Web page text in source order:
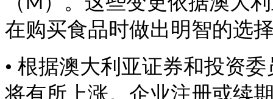
在购买食品时做出明智的选
• 根据澳大利亚证券和投资
将有所上涨。企业注册或续